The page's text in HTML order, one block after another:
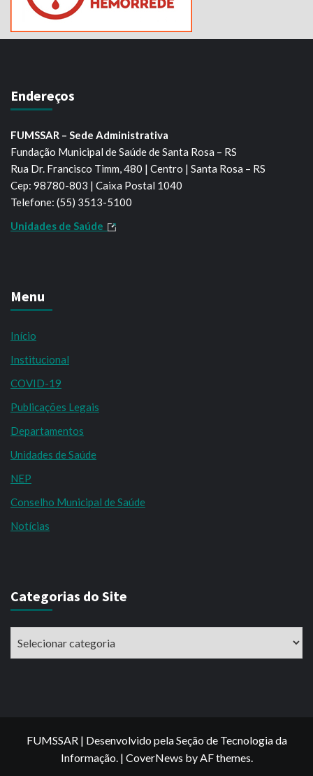
Endereços
FUMSSAR – Sede Administrativa
Fundação Municipal de Saúde de Santa Rosa – RS
Rua Dr. Francisco Timm, 480 | Centro | Santa Rosa – RS
Cep: 98780-803 | Caixa Postal 1040
Telefone: (55) 3513-5100
Unidades de Saúde
Menu
Início
Institucional
COVID-19
Publicações Legais
Departamentos
Unidades de Saúde
NEP
Conselho Municipal de Saúde
Notícias
Categorias do Site
FUMSSAR | Desenvolvido pela Seção de Tecnologia da
Informação. | CoverNews by AF themes.